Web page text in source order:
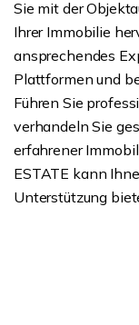
Sie mit der
Ihrer Immobilie
ansprechendes
Plattformen und
Führen Sie
verhandeln Sie
erfahrener
ESTATE kann
Unterstützung